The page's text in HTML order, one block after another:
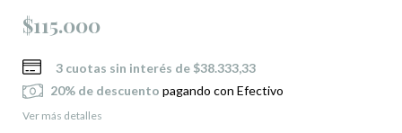
$115.000
3 cuotas sin interés de $38.333,33
20% de descuento pagando con Efectivo
Ver más detalles